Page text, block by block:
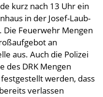
kurz nach 13 Uhr ein
in der Josef-Laub-
Feuerwehr Mengen
an
aus. Auch die Polizei
des DRK Mengen
werden, dass
verlassen